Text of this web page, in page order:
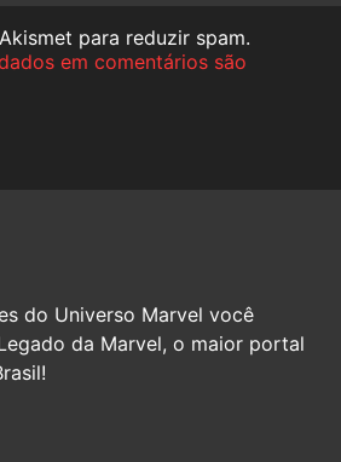
para reduzir spam.
em comentários são
do Universo Marvel você
da Marvel, o maior portal